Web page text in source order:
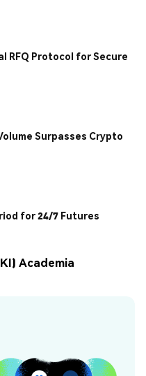
RFQ Protocol for Secure
Surpasses Crypto
for 24/7 Futures
Academia